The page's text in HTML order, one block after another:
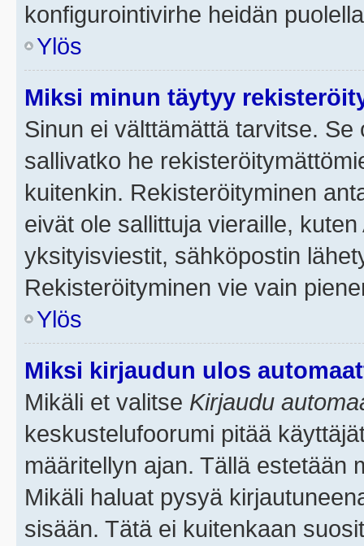
konfigurointivirhe heidän
Ylös
Miksi minun täytyy
Sinun ei välttämättä tarvitse.
sallivatko he
kuitenkin. Rekisteröityminen
eivät ole sallittuja vieraille,
yksityisviestit, sähköpostin
Rekisteröityminen vie vain
Ylös
Miksi kirjaudun ulos
Mikäli et valitse Kirjaudu
keskustelufoorumi pitää
määritellyn ajan. Tällä estetään
Mikäli haluat pysyä
sisään. Tätä ei kuitenkaan